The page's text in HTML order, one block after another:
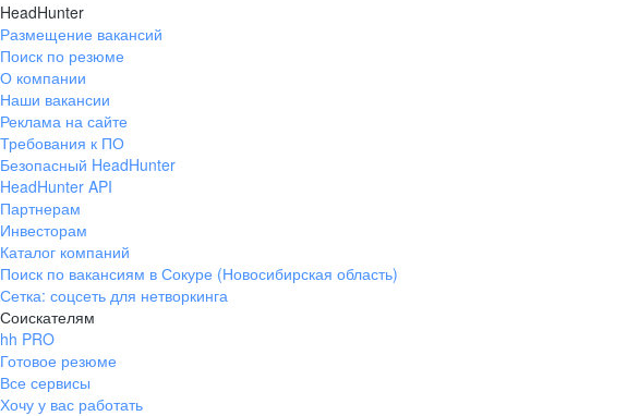
HeadHunter
Размещение вакансий
Поиск по резюме
О компании
Наши вакансии
Реклама на сайте
Требования к ПО
Безопасный HeadHunter
HeadHunter API
Партнерам
Инвесторам
Каталог компаний
Поиск по вакансиям в Сокуре (Новосибирская область)
Сетка: соцсеть для нетворкинга
Соискателям
hh PRO
Готовое резюме
Все сервисы
Хочу у вас работать